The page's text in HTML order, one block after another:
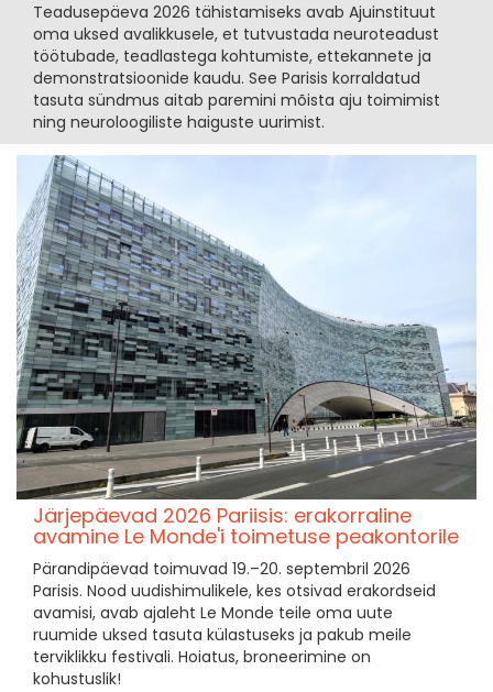
Teadusepäeva 2026 tähistamiseks avab Ajuinstituut
oma uksed avalikkusele, et tutvustada neuroteadust
töötubade, teadlastega kohtumiste, ettekannete ja
demonstratsioonide kaudu. See Parisis korraldatud
tasuta sündmus aitab paremini mõista aju toimimist
ning neuroloogiliste haiguste uurimist.
Järjepäevad 2026 Pariisis: erakorraline
avamine Le Monde'i toimetuse peakontorile
Pärandipäevad toimuvad 19.–20. septembril 2026
Parisis. Nood uudishimulikele, kes otsivad erakordseid
avamisi, avab ajaleht Le Monde teile oma uute
ruumide uksed tasuta külastuseks ja pakub meile
terviklikku festivali. Hoiatus, broneerimine on
kohustuslik!